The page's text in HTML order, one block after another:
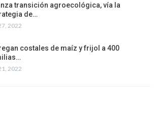
transición agroecológica, vía la
de…
2022
costales de maíz y frijol a 400
2022